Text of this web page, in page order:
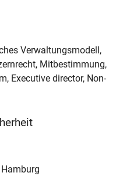
Verwaltungsmodell,
Mitbestimmung,
Executive director, Non-